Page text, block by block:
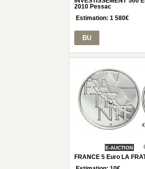
2010 Pessac
Estimation:1 580€
BU
E-AUCTION
FRANCE 5 Euro LA